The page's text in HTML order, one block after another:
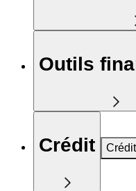
Outils
Crédit Crédit